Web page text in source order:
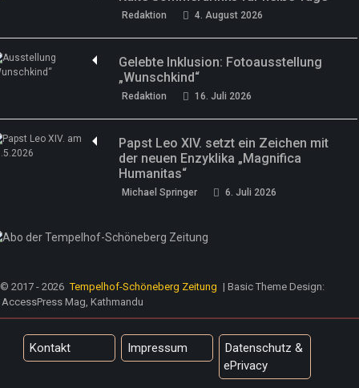
Redaktion 4. August 2026
Gelebte Inklusion: Fotoausstellung
„Wunschkind“
Redaktion 16. Juli 2026
Papst Leo XIV. setzt ein Zeichen mit
der neuen Enzyklika „Magnifica
Humanitas“
Michael Springer 6. Juli 2026
© 2017 - 2026 Tempelhof-Schöneberg Zeitung | Basic Theme Design:
AccessPress Mag, Kathmandu
Kontakt Impressum
Datenschutz &
ePrivacy